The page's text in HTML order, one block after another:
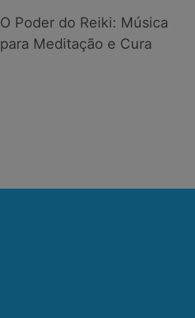
O Poder do Reiki: Música
para Meditação e Cura